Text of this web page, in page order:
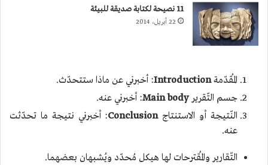
11 نصيحة لكتابة صديقة للبيئة
22 أبريل، 2014
المُقدّمةIntroduction: أخبرني عن ماذا ستتحدّث.
جسم التّقرير
Main body
: أخبرني عنه.
النّتيجة أو الاستنتاجConclusion: أخبرني نتيجة ما تحدّثت
عنه.
التّقارير والمُقترحات لها هيكل مُحدّد ويُشبهان بعضهما.